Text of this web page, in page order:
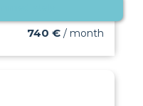
740 € / month